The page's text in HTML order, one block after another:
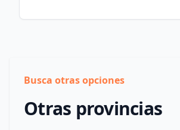
Busca otras opciones
Otras provincias